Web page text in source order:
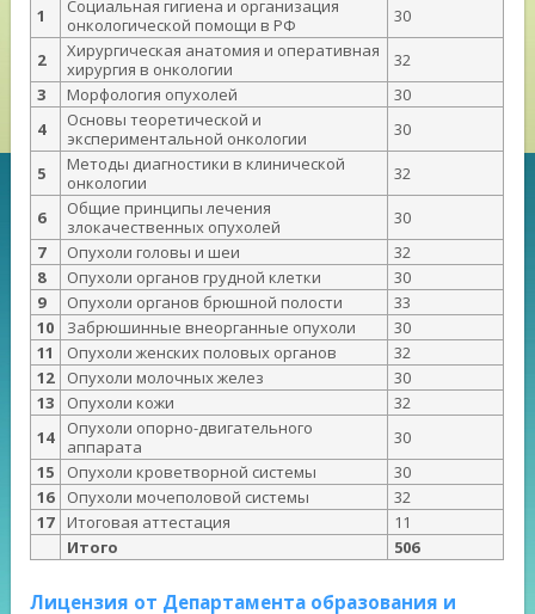
1
Социальная гигиена и организация
онкологической помощи в РФ
30
2
Хирургическая анатомия и оперативная
хирургия в онкологии
32
3
Морфология опухолей
30
4
Основы теоретической и
экспериментальной онкологии
30
5
Методы диагностики в клинической
онкологии
32
6
Общие принципы лечения
злокачественных опухолей
30
7
Опухоли головы и шеи
32
8
Опухоли органов грудной клетки
30
9
Опухоли органов брюшной полости
33
10
Забрюшинные внеорганные опухоли
30
11
Опухоли женских половых органов
32
12
Опухоли молочных желез
30
13
Опухоли кожи
32
14
Опухоли опорно-двигательного
аппарата
30
15
Опухоли кроветворной системы
30
16
Опухоли мочеполовой системы
32
17
Итоговая аттестация
11
Итого
506
Лицензия от Департамента образования и